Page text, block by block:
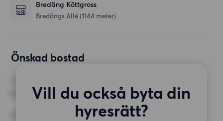
Bredäng Köttgross
Bredängs Allé (1144 meter)
Önskad bostad
Vill du också byta din
hyresrätt?
MINST ANTAL KVADRATMETER